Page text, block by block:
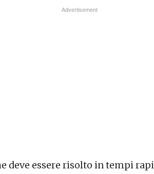
deve essere risolto in tempi